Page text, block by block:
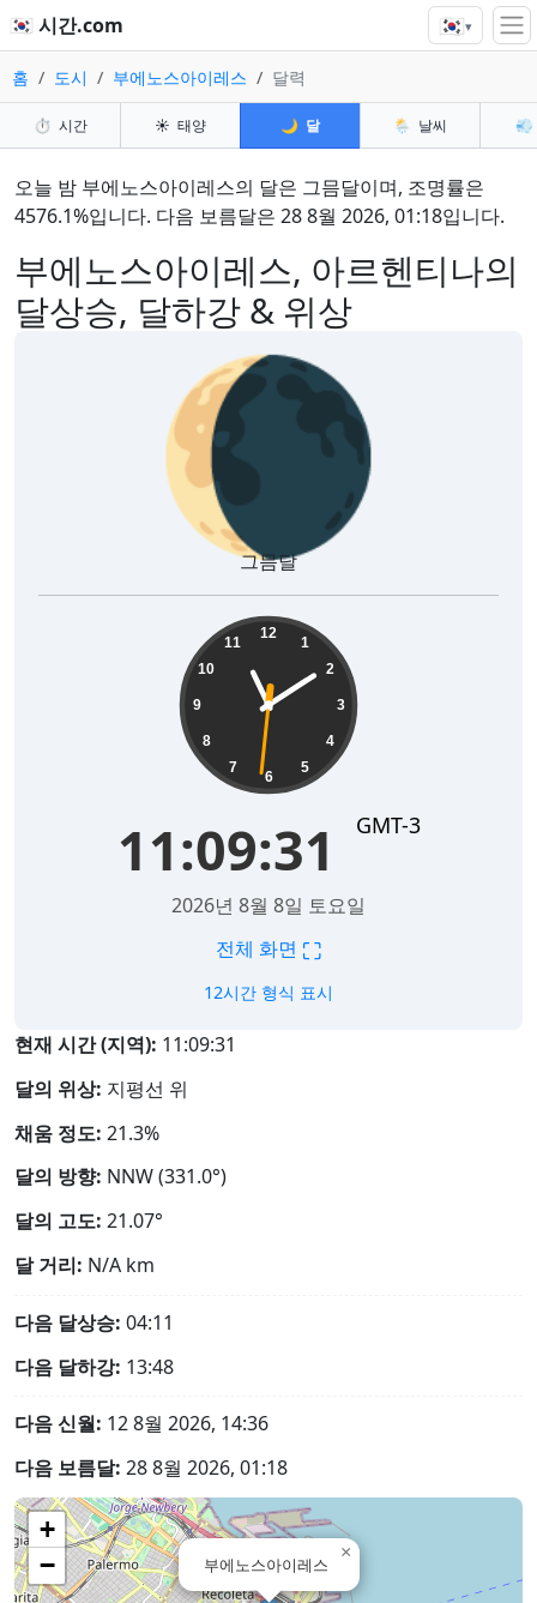
🇰🇷 시간.com 🇰🇷▾
홈 도시 부에노스아이레스 달력
⏱️ 시간 ☀️ 태양 🌙 달 🌦️ 날씨 💨
부에노스아이레스, 아르헨티나의
달상승, 달하강 & 위상
오늘 밤 부에노스아이레스의 달은 그믐달이며, 조명률은
4576.1%입니다. 다음 보름달은 28 8월 2026, 01:18입니다.
🌘
그믐달
12
1
2
3
4
5
6
7
8
9
10
11
11:09:32 GMT-3
2026년 8월 8일 토요일
전체 화면 ⛶
12시간 형식 표시
현재 시간 (지역): 11:09:32
달의 위상: 지평선 위
채움 정도: 21.3%
달의 방향: NNW (331.0°)
달의 고도: 21.07°
달 거리: N/A km
다음 달상승: 04:11
다음 달하강: 13:48
다음 신월: 12 8월 2026, 14:36
다음 보름달: 28 8월 2026, 01:18
부에노스아이레스
×
+
−